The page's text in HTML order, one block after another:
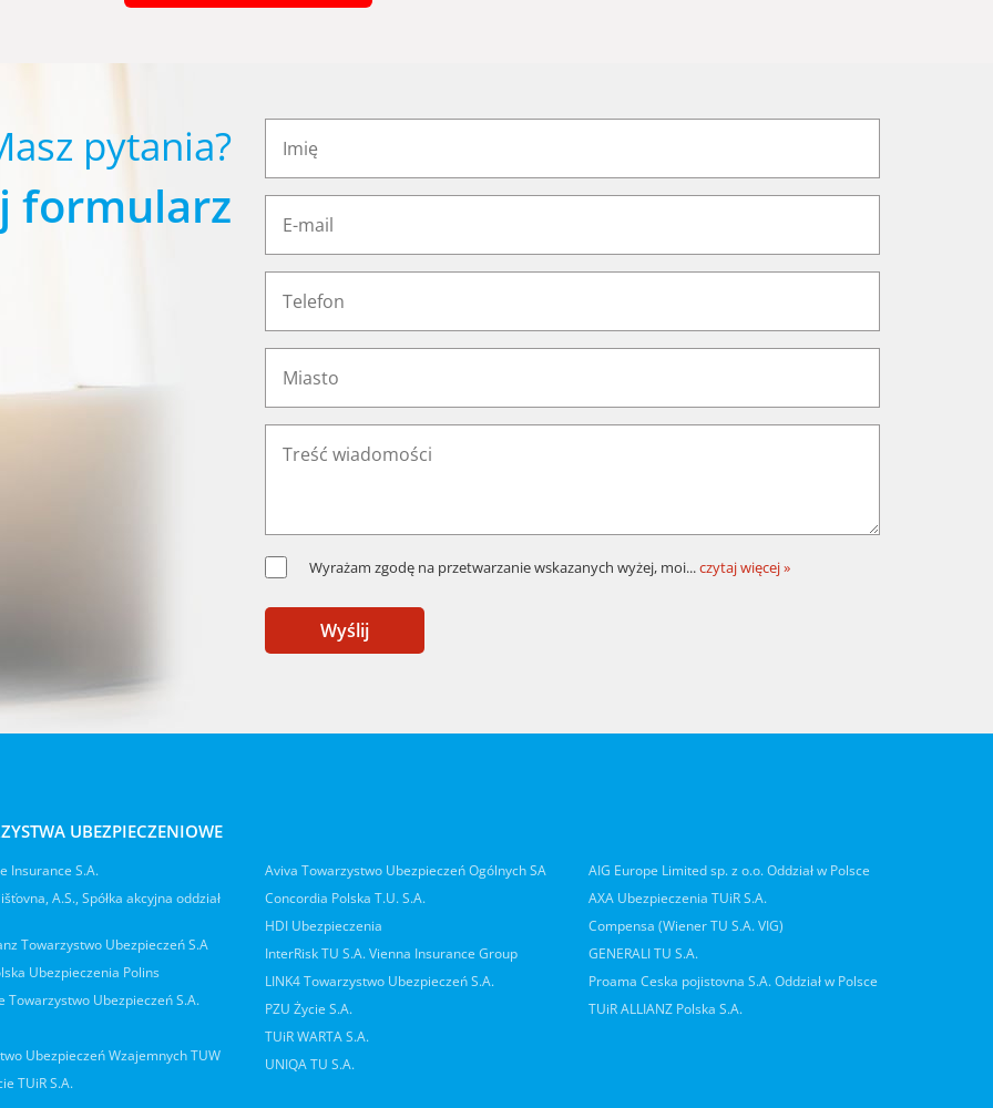
pytania?
formularz
Wyrażam zgodę na przetwarzanie wskazanych wyżej, moi...czytaj więcej »
Wyślij
UBEZPIECZENIOWE
Insurance S.A.
A.S., Spółka akcyjna oddział
Towarzystwo Ubezpieczeń S.A
Ubezpieczenia Polins
Towarzystwo Ubezpieczeń S.A.
Ubezpieczeń Wzajemnych TUW
TUiR S.A.
Aviva Towarzystwo Ubezpieczeń Ogólnych SA
Concordia Polska T.U. S.A.
HDI Ubezpieczenia
InterRisk TU S.A. Vienna Insurance Group
LINK4 Towarzystwo Ubezpieczeń S.A.
PZU Życie S.A.
TUiR WARTA S.A.
UNIQA TU S.A.
AIG Europe Limited sp. z o.o. Oddział w Polsce
AXA Ubezpieczenia TUiR S.A.
Compensa (Wiener TU S.A. VIG)
GENERALI TU S.A.
Proama Ceska pojistovna S.A. Oddział w Polsce
TUiR ALLIANZ Polska S.A.